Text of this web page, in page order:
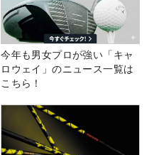
今年も男女プロが強い「キャ
ロウェイ」のニュース一覧は
こちら！